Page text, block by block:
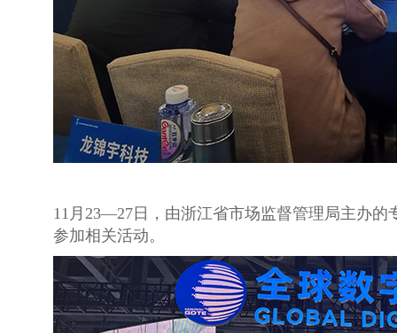
11月23—27日，由浙江省市场监督管理局主办
参加相关活动。